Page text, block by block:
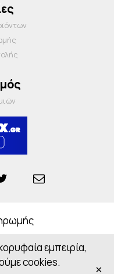
Rights Reservedεμπειρία,
cookies.
×